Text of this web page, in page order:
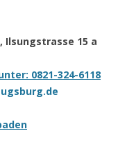
Ilsungstrasse 15 a
0821-324-6118